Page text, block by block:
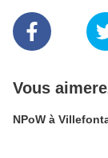
Vous
NPoW à